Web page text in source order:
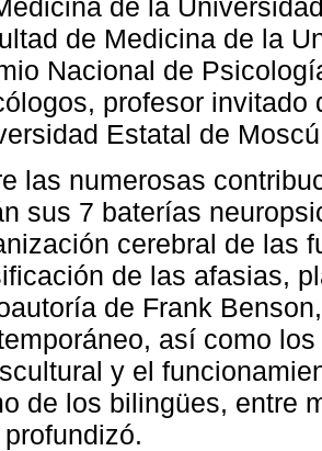
de Medicina de la
Nacional de
profesor
Estatal de
las numerosas
sus 7 baterías
cerebral de las
de las afasias,
de Frank
así como
y el
de los bilingües, entre